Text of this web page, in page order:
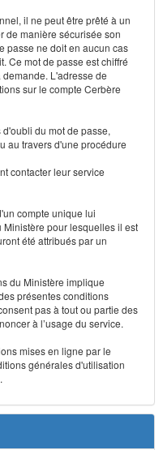
il ne peut être prêté à un
de manière sécurisée son
passe ne doit en aucun cas
Ce mot de passe est chiffré
L'adresse de
sur le compte Cerbère
du mot de passe,
au travers d'une procédure
contacter leur service
compte unique lui
pour lesquelles il est
été attribués par un
du Ministère implique
présentes conditions
pas à tout ou partie des
à l’usage du service.
mises en ligne par le
générales d'utilisation